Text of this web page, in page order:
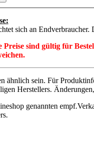
sich an
Preise sind gültig für
ähnlich sein. Für
Herstellers.
genannten